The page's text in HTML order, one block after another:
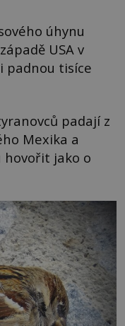
úhynu
USA v
padnou tisíce
padají z
Mexika a
hovořit jako o